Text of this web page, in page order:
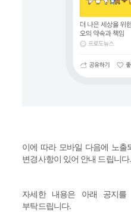
이에 따라 모바일 다음에 노출
변경사항이 있어 안내 드립니다.
자세한 내용은 아래 공지
부탁드립니다.